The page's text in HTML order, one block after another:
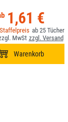
1,61 €
25